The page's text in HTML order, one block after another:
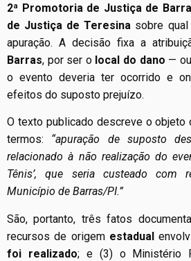
2ª Promotoria de Justiça de
de Justiça de Teresina sobre
apuração. A decisão fixa a
Barras, por ser o local do dano —
o evento deveria ter ocorrido e
efeitos do suposto prejuízo.
O texto publicado descreve o objeto
termos: “apuração de suposto
relacionado à não realização do
Tênis’, que seria custeado com
Município de Barras/PI.”
São, portanto, três fatos
recursos de origem estadual
foi realizado; e (3) o Ministério